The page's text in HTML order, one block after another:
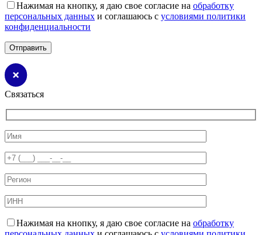
Нажимая на кнопку, я даю свое согласие на обработку
персональных данных и соглашаюсь с условиями политики
конфиденциальности
Связаться
Нажимая на кнопку, я даю свое согласие на обработку